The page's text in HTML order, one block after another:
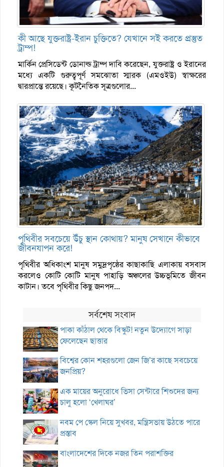
কী আছে যুক্তরাষ্ট্র-ইরান চুক্তিতে? যেখানে সই করতে প্রস্তুত
ট্রাম্প!
মার্কিন প্রেসিডেন্ট ডোনাল্ড ট্রাম্প দাবি করেছেন, যুক্তরাষ্ট্র ও ইরানের
মধ্যে একটি গুরুত্বপূর্ণ সমঝোতা স্মারক (এমওইউ) স্বাক্ষরের
দ্বারপ্রান্তে রয়েছে। কূটনৈতিক সূত্রগুলোর...
পৃথিবীর সবচেয়ে উঁচু স্থান কোথায়? মানুষ সেখানে কীভাবে
জীবনযাপন করে!
পৃথিবীর অধিকাংশ মানুষ সমুদ্রপৃষ্ঠের কাছাকাছি এলাকায় বসবাস
করলেও কোটি কোটি মানুষ পাহাড়ি অঞ্চলের উচ্চভূমিতে জীবন
কাটান। তবে পৃথিবীর কিছু জনপদ...
সর্বশেষ সংবাদ
পাকা কাঁঠাল থেকে বিস্কুট! নতুন উদ্যোগে সাড়া
ফেলেছেন ছাত্তার
বিশ্বের কোন শহরগুলো জেন জি’র কাছে সবচেয়ে
জনপ্রিয়?
এক মায়ের অনুরোধে ভিসা সেন্টারে শিশুদের জন্য
চালু হলো ‘খেলাঘর’
নবম পে স্কেল নিয়ে সুখবর, মন্ত্রিসভায় উঠতে পারে
প্রস্তাব
বাংলাদেশের দিকে নজর তিন পরাশক্তির